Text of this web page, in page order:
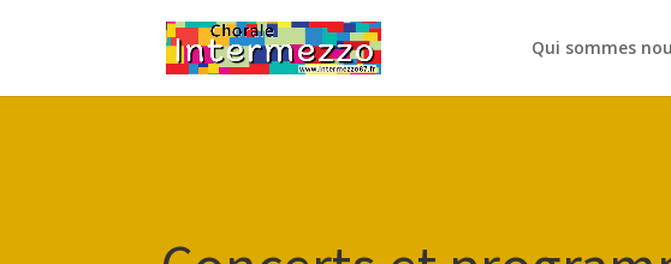
Qui sommes